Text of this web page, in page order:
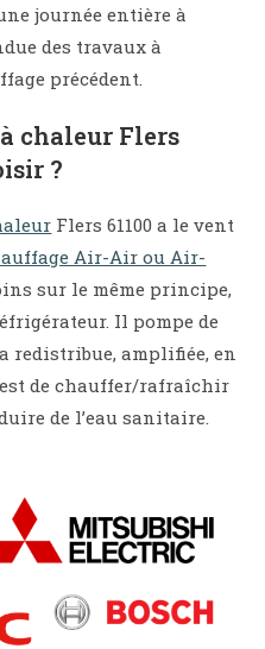
journée entière à
des travaux à
précédent.
chaleur Flers
?
Flers 61100 a le vent
Air-Air ou Air-
sur le même principe,
Il pompe de
redistribue, amplifiée, en
est de chauffer/rafraîchir
de l’eau sanitaire.